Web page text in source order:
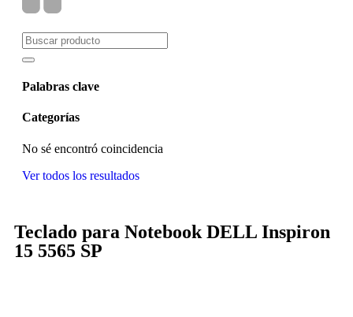
Palabras clave
Categorías
No sé encontró coincidencia
Ver todos los resultados
Teclado para Notebook DELL Inspiron
15 5565 SP